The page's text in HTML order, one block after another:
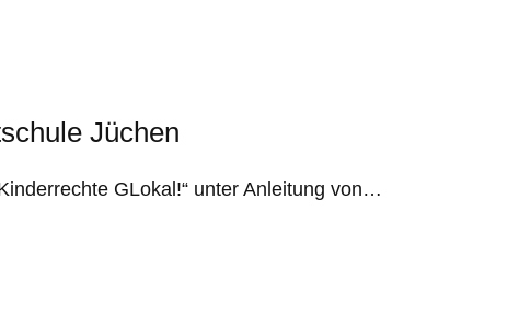
Jüchen
GLokal!“ unter Anleitung von…